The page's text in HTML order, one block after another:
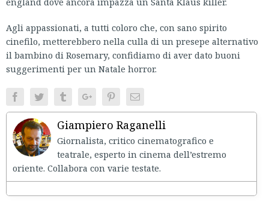
Agli appassionati, a tutti coloro che, con sano spirito
cinefilo, metterebbero nella culla di un presepe alternativo
il bambino di Rosemary, confidiamo di aver dato buoni
suggerimenti per un Natale horror.
FacebookTwitter TumblrGoogle+PinterestEmail
Giampiero Raganelli
Giornalista, critico cinematografico e
teatrale, esperto in cinema dell’estremo
oriente. Collabora con varie testate.